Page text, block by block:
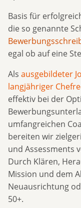
Basis für
die so genannte
egal ob auf eine
Als ausgebildeter
langjähriger
effektiv bei der
umfangreichen
bereiten wir
und Assessments
Durch Klären,
Mission und dem
Neuausrichtung
50+.